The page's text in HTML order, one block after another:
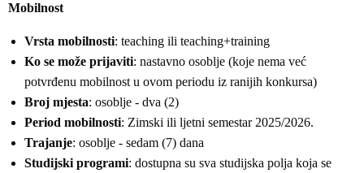
Mobilnost
Vrsta mobilnosti: teaching ili teaching+training
Ko se može prijaviti: nastavno osoblje (koje nema već
potvrđenu mobilnost u ovom periodu iz ranijih konkursa)
Broj mjesta: osoblje - dva (2)
Period mobilnosti: Zimski ili ljetni semestar 2025/2026.
Trajanje: osoblje - sedam (7) dana
Studijski programi: dostupna su sva studijska polja koja se